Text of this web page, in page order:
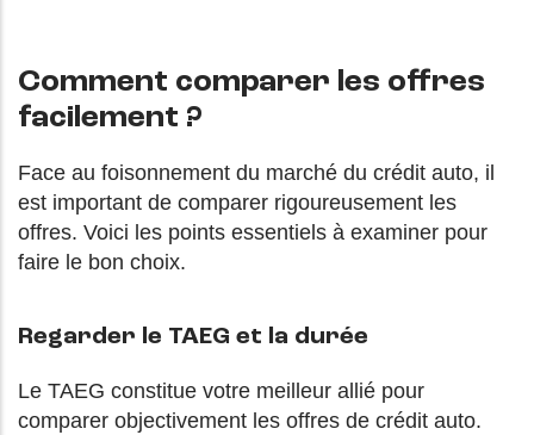
Comment comparer les offres
facilement ?
Face au foisonnement du marché du crédit auto, il
est important de comparer rigoureusement les
offres. Voici les points essentiels à examiner pour
faire le bon choix.
Regarder le TAEG et la durée
Le TAEG constitue votre meilleur allié pour
comparer objectivement les offres de crédit auto.